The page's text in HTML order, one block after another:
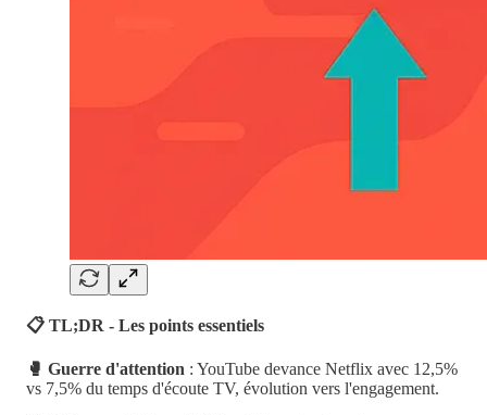
📋 TL;DR - Les points essentiels
🥊 Guerre d'attention : YouTube devance Netflix avec 12,5%
vs 7,5% du temps d'écoute TV, évolution vers l'engagement.